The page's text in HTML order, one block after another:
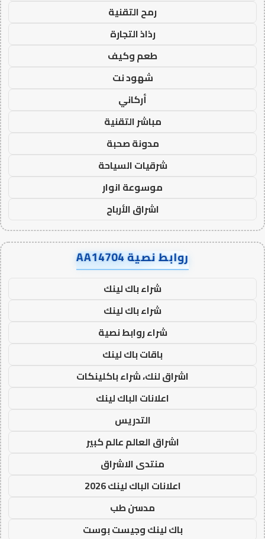
رمح التقنية
رذاذ التجارة
طعم وكيف
شهود نت
أركاني
مباشر التقنية
مدونة صحبة
شرقيات السياحة
موسوعة انوار
اشراق الأرباح
روابط نصية AA14704
شراء باك لينك
شراء باك لينك
شراء روابط نصية
باقات باك لينك
اشراق لنك، شراء باكلينكات
اعلانات الباك لينك
التدريس
اشراق العالم عالم كبير
منتدى الاشراق
اعلانات الباك لينك 2026
مدسن طب
باك لينك وجيست بوست